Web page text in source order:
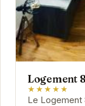
Logement
★★★★★
Le Logement